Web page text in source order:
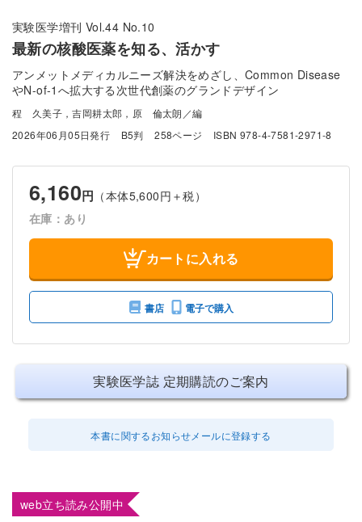
実験医学増刊 Vol.44 No.10
最新の核酸医薬を知る、活かす
アンメットメディカルニーズ解決をめざし、Common Disease
やN-of-1へ拡大する次世代創薬のグランドデザイン
程 久美子，吉岡耕太郎，原 倫太朗／編
2026年06月05日発行
B5判 258ページ ISBN 978-4-7581-2971-8
6,160円 （本体5,600円＋税）
在庫：あり
カートに入れる
書店 電子で購入
実験医学誌 定期購読のご案内
本書に関するお知らせメールに登録する
web立ち読み公開中